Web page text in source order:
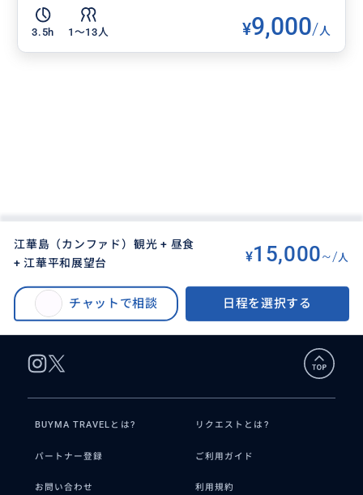
3.5h 1〜13人 ¥9,000/人
江華島（カンファド）観光 + 昼食
+ 江華平和展望台
¥15,000~/ 人
チャットで相談 日程を選択する
江華島（カンファド）観光 + 昼食 + 江華平和展望台
BUYMA TRAVELとは? リクエストとは?
パートナー登録 ご利用ガイド
お問い合わせ 利用規約